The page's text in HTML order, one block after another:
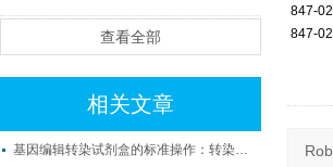
查看全部
相关文章
基因编辑转染试剂盒的标准操作：转染 - 筛选 - 鉴定流程
847-
847-